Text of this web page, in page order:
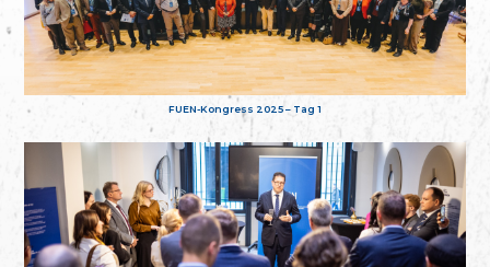
FUEN-Kongress 2025 – Tag 1